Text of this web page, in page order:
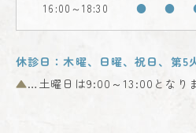
16:00～18:30 ● ●
休診日：木曜、日曜、祝日、第5
▲…土曜日は9:00～13:00となり